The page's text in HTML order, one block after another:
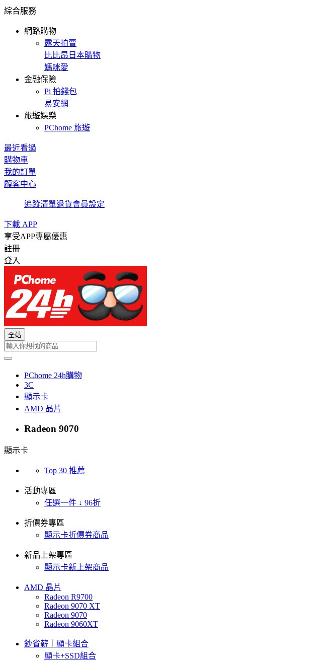
綜合服務
網路購物
露天拍賣
比比昂日本購物
媽咪愛
金融保險
Pi 拍錢包
易安網
旅遊娛樂
PChome 旅遊
最近看過
購物車
我的訂單
顧客中心
追蹤清單退貨會員設定
下載 APP
享受APP專屬優惠
註冊
登入
全站
PChome 24h購物
3C
顯示卡
AMD 晶片
Radeon 9070
顯示卡
Top 30 推薦
活動專區
任選一件 ↓ 96折
折價券專區
顯示卡折價券商品
新品上架專區
顯示卡新上架商品
AMD 晶片
Radeon R9700
Radeon 9070 XT
Radeon 9070
Radeon 9060XT
鈔省薪｜顯卡組合
顯卡+SSD組合